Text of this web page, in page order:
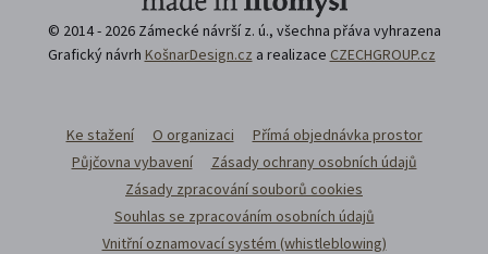
© 2014 - 2026 Zámecké návrší z. ú., všechna přáva vyhrazena
Grafický návrh KošnarDesign.cz a realizace CZECHGROUP.cz
Ke stažení O organizaci
Přímá objednávka prostor
Půjčovna vybavení
Zásady ochrany osobních údajů
Zásady zpracování souborů cookies
Souhlas se zpracováním osobních údajů
Vnitřní oznamovací systém (whistleblowing)